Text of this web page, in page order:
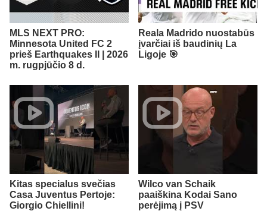
MLS NEXT PRO:
Minnesota United FC 2
prieš Earthquakes II | 2026
m. rugpjūčio 8 d.
Reala Madrido nuostabūs
įvarčiai iš baudinių La
Ligoje 🎯
Kitas specialus svečias
Casa Juventus Pertoje:
Giorgio Chiellini!
Wilco van Schaik
paaiškina Kodai Sano
perėjimą į PSV